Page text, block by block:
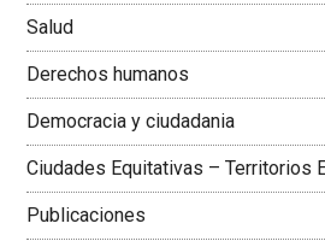
Salud
Derechos humanos
Democracia y ciudadania
Ciudades Equitativas – Territorios
Publicaciones